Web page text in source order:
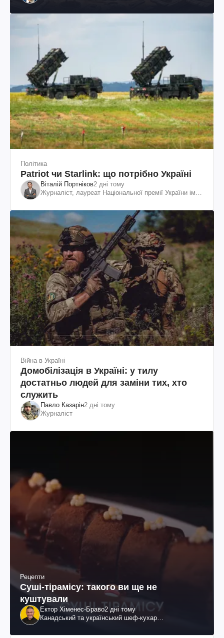
Політика
Patriot чи Starlink: що потрібно Україні
Віталій Портніков2 дні тому
Журналіст, лауреат Національної премії України ім.
Війна в Україні
Домобілізація в Україні: у тилу
достатньо людей для заміни тих, хто
служить
Павло Казарін2 дні тому
Журналіст
Рецепти
Суші-тірамісу: такого ви ще не
куштували
Ектор Хіменес-Браво2 дні тому
Канадський та український шеф-кухар